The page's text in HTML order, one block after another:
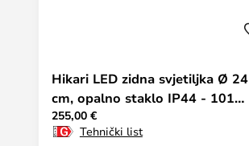
Hikari LED zidna svjetiljka Ø 24
cm, opalno staklo IP44 - 101
Copenhagen
255,00 €
Tehnički list